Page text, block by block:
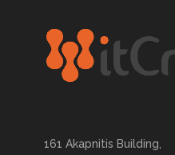
161 Akapnitis Building,